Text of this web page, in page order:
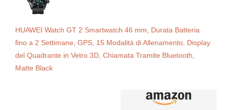
HUAWEI Watch GT 2 Smartwatch 46 mm, Durata Batteria
fino a 2 Settimane, GPS, 15 Modalità di Allenamento, Display
del Quadrante in Vetro 3D, Chiamata Tramite Bluetooth,
Matte Black